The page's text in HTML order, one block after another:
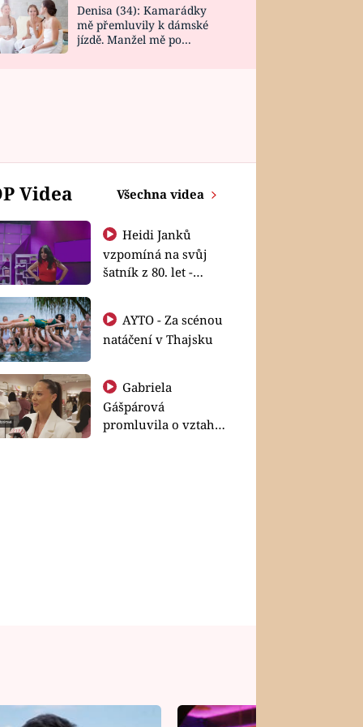
Denisa (34): Kamarádky
mě přemluvily k dámské
jízdě. Manžel mě po
Videa Všechna videa
Heidi Janků
vzpomíná na svůj
šatník z 80. let -
natáčení v Thajsku
Gabriela
Gášpárová
promluvila o vztahu